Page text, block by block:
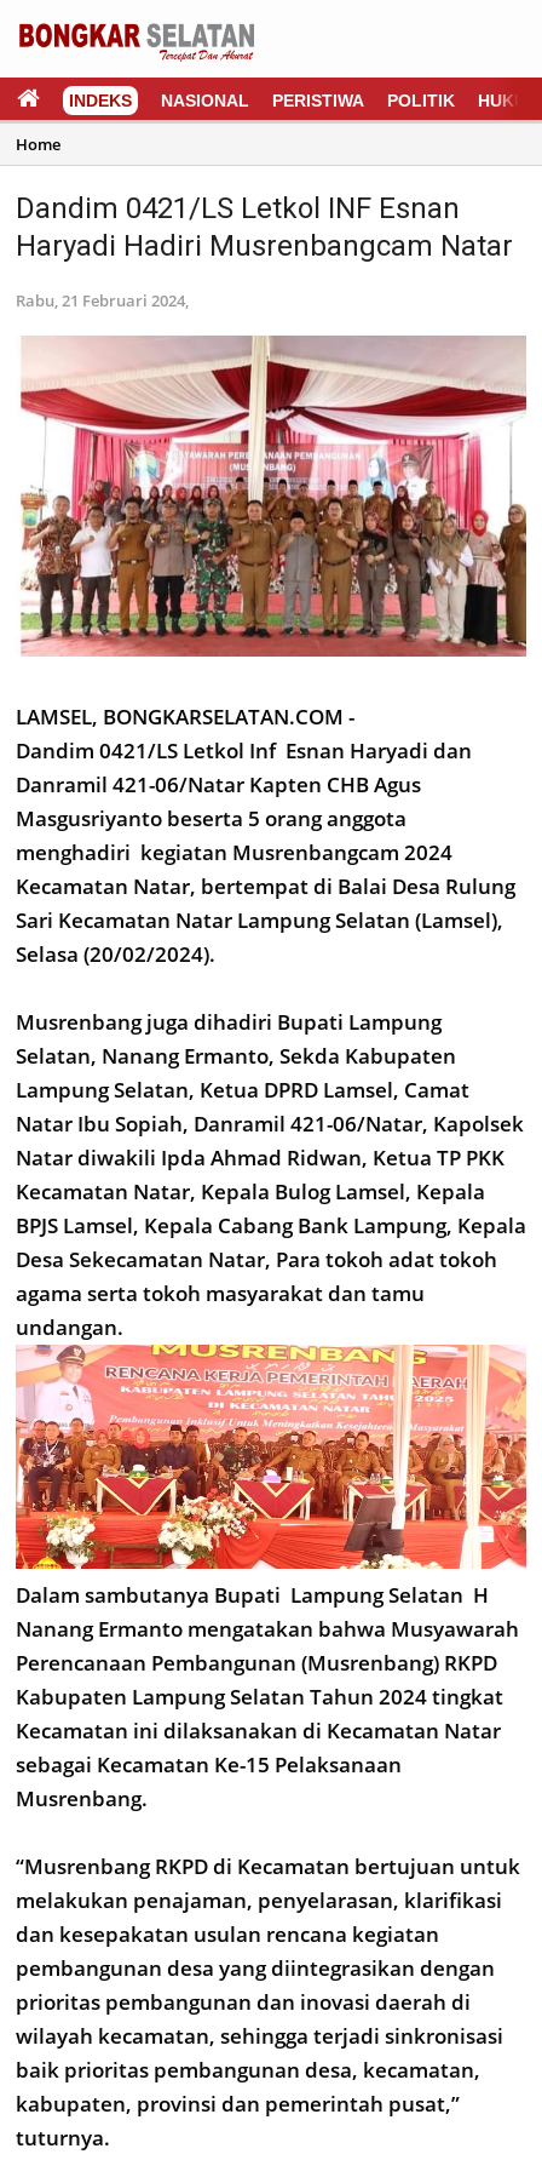
INDEKS NASIONAL PERISTIWA POLITIK HUKUM
Home
Dandim 0421/LS Letkol INF Esnan
Haryadi Hadiri Musrenbangcam Natar
Rabu, 21 Februari 2024,
LAMSEL, BONGKARSELATAN.COM -
Dandim 0421/LS Letkol Inf Esnan Haryadi dan
Danramil 421-06/Natar Kapten CHB Agus
Masgusriyanto beserta 5 orang anggota
menghadiri kegiatan Musrenbangcam 2024
Kecamatan Natar, bertempat di Balai Desa Rulung
Sari Kecamatan Natar Lampung Selatan (Lamsel),
Selasa (20/02/2024).
Musrenbang juga dihadiri Bupati Lampung
Selatan, Nanang Ermanto, Sekda Kabupaten
Lampung Selatan, Ketua DPRD Lamsel, Camat
Natar Ibu Sopiah, Danramil 421-06/Natar, Kapolsek
Natar diwakili Ipda Ahmad Ridwan, Ketua TP PKK
Kecamatan Natar, Kepala Bulog Lamsel, Kepala
BPJS Lamsel, Kepala Cabang Bank Lampung, Kepala
Desa Sekecamatan Natar, Para tokoh adat tokoh
agama serta tokoh masyarakat dan tamu
undangan.
Dalam sambutanya Bupati Lampung Selatan H
Nanang Ermanto mengatakan bahwa Musyawarah
Perencanaan Pembangunan (Musrenbang) RKPD
Kabupaten Lampung Selatan Tahun 2024 tingkat
Kecamatan ini dilaksanakan di Kecamatan Natar
sebagai Kecamatan Ke-15 Pelaksanaan
Musrenbang.
“Musrenbang RKPD di Kecamatan bertujuan untuk
melakukan penajaman, penyelarasan, klarifikasi
dan kesepakatan usulan rencana kegiatan
pembangunan desa yang diintegrasikan dengan
prioritas pembangunan dan inovasi daerah di
wilayah kecamatan, sehingga terjadi sinkronisasi
baik prioritas pembangunan desa, kecamatan,
kabupaten, provinsi dan pemerintah pusat,”
tuturnya.